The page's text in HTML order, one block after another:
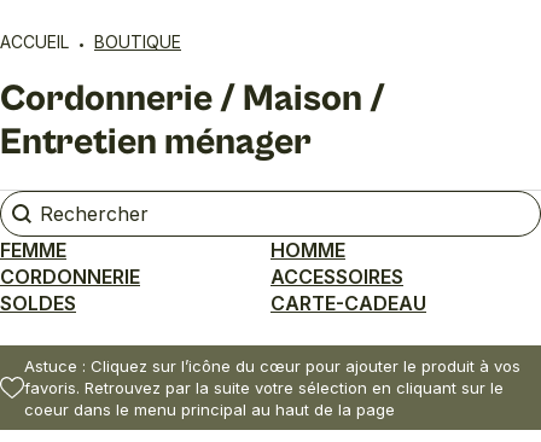
ACCUEIL BOUTIQUE
Cordonnerie / Maison /
Entretien ménager
Rechercher
Rechercher
FEMME
HOMME
CORDONNERIE
ACCESSOIRES
SOLDES
CARTE-CADEAU
Astuce : Cliquez sur l’icône du cœur pour ajouter le produit à vos
favoris. Retrouvez par la suite votre sélection en cliquant sur le
coeur dans le menu principal au haut de la page